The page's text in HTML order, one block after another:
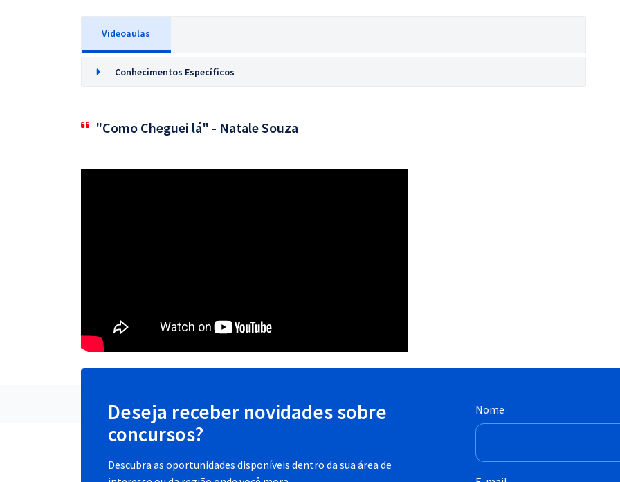
Videoaulas
Conhecimentos Específicos
"Como Cheguei lá" - Natale Souza
Deseja receber novidades sobre
concursos?
Descubra as oportunidades disponíveis dentro da sua área de
Nome